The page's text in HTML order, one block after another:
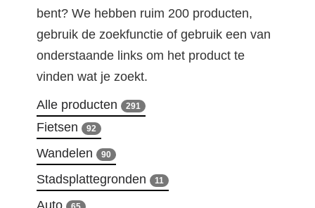
bent? We hebben ruim 200 producten,
gebruik de zoekfunctie of gebruik een van
onderstaande links om het product te
vinden wat je zoekt.
Alle producten 291
Fietsen 92
Wandelen 90
Stadsplattegronden 11
Auto